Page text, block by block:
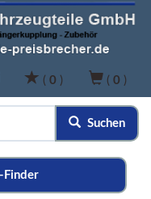
( 0 ) ( 0 )
Suchen